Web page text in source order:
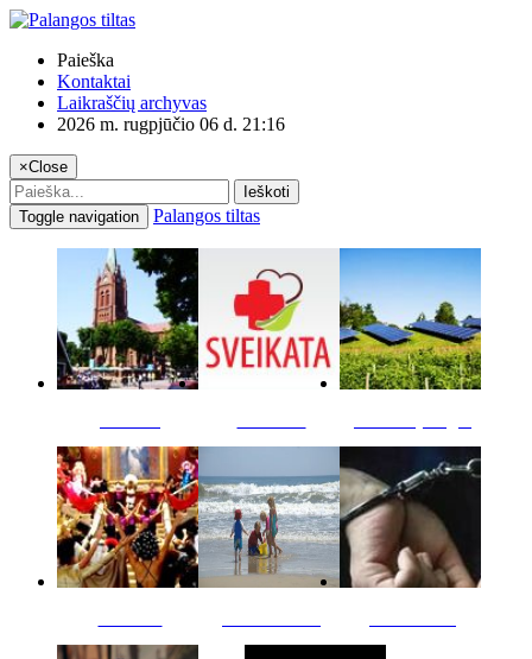
Paieška
Kontaktai
Laikraščių archyvas
2026 m. rugpjūčio 06 d. 21:16
×Close
Ieškoti
Toggle navigation
Palangos tiltas